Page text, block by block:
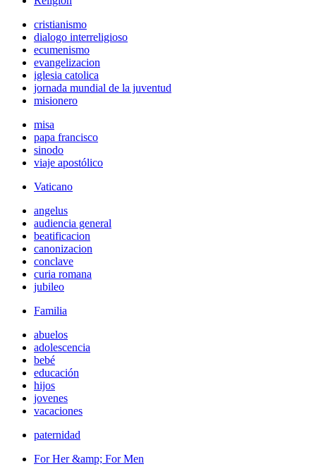
cristianismo
dialogo interreligioso
ecumenismo
evangelizacion
iglesia catolica
jornada mundial de la juventud
misionero
misa
papa francisco
sinodo
viaje apostólico
Vaticano
angelus
audiencia general
beatificacion
canonizacion
conclave
curia romana
jubileo
Familia
abuelos
adolescencia
bebé
educación
hijos
jovenes
vacaciones
paternidad
For Her &amp; For Men